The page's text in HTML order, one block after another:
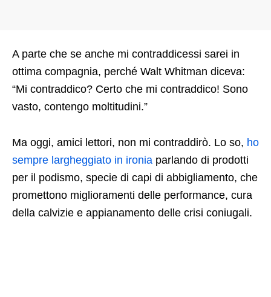
A parte che se anche mi contraddicessi sarei in
ottima compagnia, perché Walt Whitman diceva:
“Mi contraddico? Certo che mi contraddico! Sono
vasto, contengo moltitudini.”
Ma oggi, amici lettori, non mi contraddirò. Lo so, ho
sempre largheggiato in ironia parlando di prodotti
per il podismo, specie di capi di abbigliamento, che
promettono miglioramenti delle performance, cura
della calvizie e appianamento delle crisi coniugali.